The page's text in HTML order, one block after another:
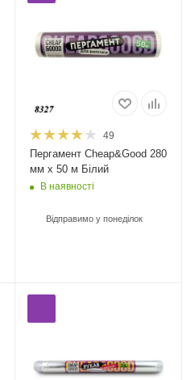
49
Пергамент Cheap&Good 280
мм х 50 м Білий
В наявності
Відправимо у понеділок